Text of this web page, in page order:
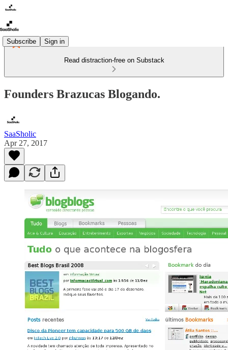
Subscribe Sign in
Read distraction-free on Substack
Founders Brazucas Blogando.
SaaSholic
Apr 27, 2017